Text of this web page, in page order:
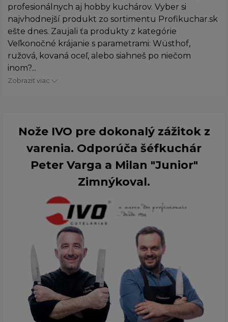
profesionálnych aj hobby kuchárov. Vyber si
najvhodnejší produkt zo sortimentu Profikuchar.sk
ešte dnes. Zaujali ťa produkty z kategórie
Veľkonočné krájanie s parametrami: Wüsthof,
ružová, kovaná oceľ, alebo siahneš po niečom
inom?...
Zobraziť viac
Nože IVO pre dokonalý zážitok z
varenia. Odporúča šéfkuchár
Peter Varga a Milan "Junior"
Zimnýkoval.